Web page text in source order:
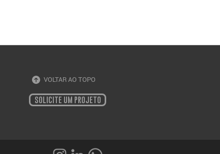
VOLTAR AO TOPO
SOLICITE UM PROJETO